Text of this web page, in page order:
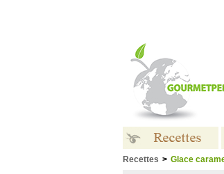
Recettes > Glace